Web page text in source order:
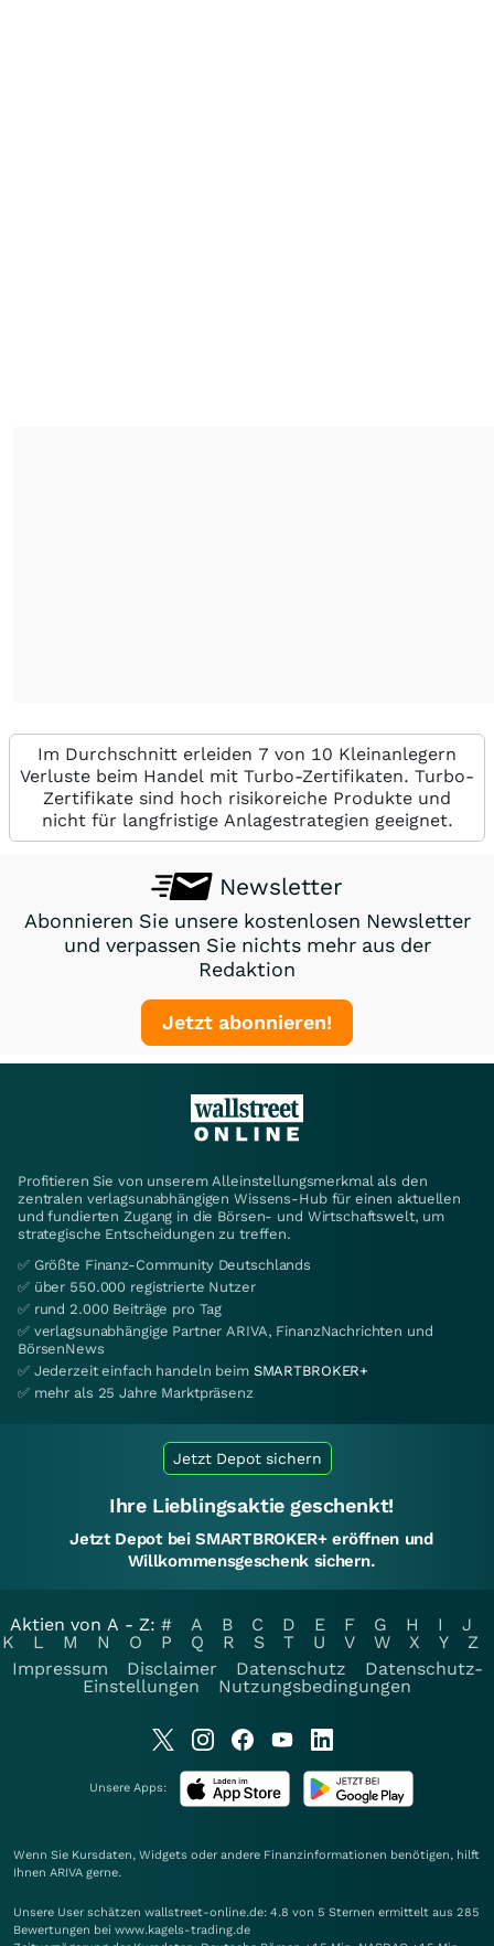
Im Durchschnitt erleiden 7 von 10 Kleinanlegern
Verluste beim Handel mit Turbo-Zertifikaten. Turbo-
Zertifikate sind hoch risikoreiche Produkte und
nicht für langfristige Anlagestrategien geeignet.
Newsletter
Abonnieren Sie unsere kostenlosen Newsletter
und verpassen Sie nichts mehr aus der
Redaktion
Jetzt abonnieren!
Profitieren Sie von unserem Alleinstellungsmerkmal als den
zentralen verlagsunabhängigen Wissens-Hub für einen aktuellen
und fundierten Zugang in die Börsen- und Wirtschaftswelt, um
strategische Entscheidungen zu treffen.
✅ Größte Finanz-Community Deutschlands
✅ über 550.000 registrierte Nutzer
✅ rund 2.000 Beiträge pro Tag
✅ verlagsunabhängige Partner ARIVA, FinanzNachrichten und
BörsenNews
✅ Jederzeit einfach handeln beim SMARTBROKER+
✅ mehr als 25 Jahre Marktpräsenz
Jetzt Depot sichern
Ihre Lieblingsaktie geschenkt!
Jetzt Depot bei SMARTBROKER+ eröffnen und
Willkommensgeschenk sichern.
Aktien von A - Z: # A B C D E F G H I
J
K
L M N O P Q R S T U V W X Y
Z
Impressum
Disclaimer Datenschutz
Datenschutz-
Einstellungen
Nutzungsbedingungen
Unsere Apps:
Wenn Sie Kursdaten, Widgets oder andere Finanzinformationen benötigen, hilft
Ihnen ARIVA gerne.
Unsere User schätzen wallstreet-online.de: 4.8 von 5 Sternen ermittelt aus 285
Bewertungen bei www.kagels-trading.de